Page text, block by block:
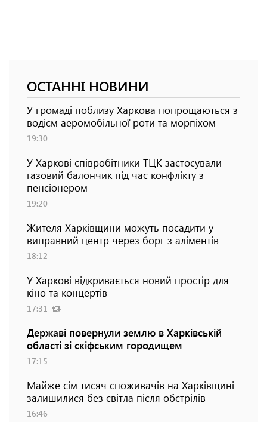
ОСТАННІ НОВИНИ
У громаді поблизу Харкова попрощаються з
водієм аеромобільної роти та морпіхом
19:30
У Харкові співробітники ТЦК застосували
газовий балончик під час конфлікту з
пенсіонером
19:20
Жителя Харківщини можуть посадити у
виправний центр через борг з аліментів
18:12
У Харкові відкривається новий простір для
кіно та концертів
17:31
Державі повернули землю в Харківській
області зі скіфським городищем
17:15
Майже сім тисяч споживачів на Харківщині
залишилися без світла після обстрілів
16:46